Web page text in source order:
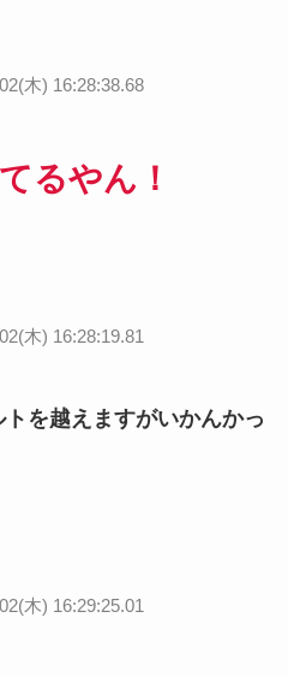
木) 16:28:38.68
るやん！
木) 16:28:19.81
を越えますがいかんかっ
木) 16:29:25.01